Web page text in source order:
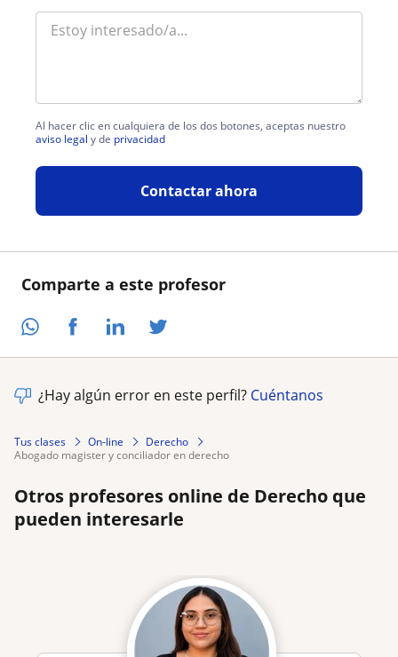
Comparte a este profesor
Al hacer clic en cualquiera de los dos botones, aceptas nuestro
aviso legal y de privacidad
Contactar ahora
¿Hay algún error en este perfil? Cuéntanos
Tus clases On-line
Derecho
abogado magister y conciliador en derecho
Otros profesores online de Derecho que
pueden interesarle